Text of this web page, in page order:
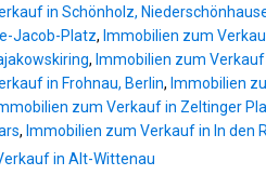
abhängt. Diese
Badezimmer
besonderes
ausgebaute
Er bietet
Freizeit,
besonderen
in Schönholz,
Jacob-Platz, Immobilien zum
, Immobilien zum
in Frohnau, Berlin, Immobilien
zum Verkauf in Zeltinger
, Immobilien zum Verkauf in In den
in Alt-Wittenau